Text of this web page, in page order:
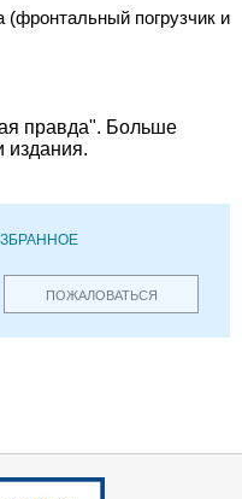
погрузчик и
правда". Больше
издания.
ПОЖАЛОВАТЬСЯ